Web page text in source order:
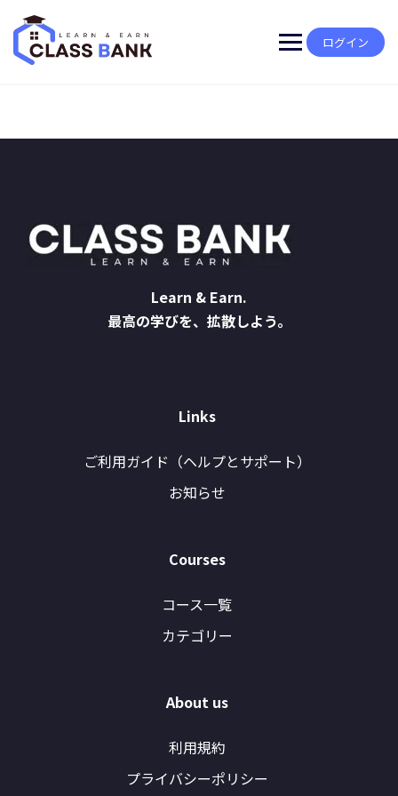
content
ログイン
Learn & Earn.
最高の学びを、拡散しよう。
Links
ご利用ガイド（ヘルプとサポート）
お知らせ
Courses
コース一覧
カテゴリー
About us
利用規約
プライバシーポリシー